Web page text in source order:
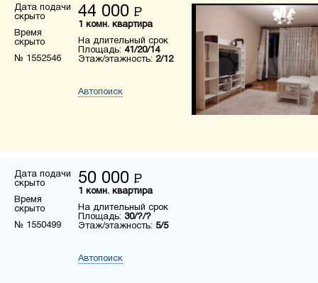
Дата подачи
скрыто
Время
скрыто
№ 1552546
44 000 Р
1 комн. квартира
На длительный срок
Площадь: 41/20/14
Этаж/этажность: 2/12
Автопоиск
Дата подачи
скрыто
Время
скрыто
№ 1550499
50 000 Р
1 комн. квартира
На длительный срок
Площадь: 30/?/?
Этаж/этажность: 5/5
Автопоиск